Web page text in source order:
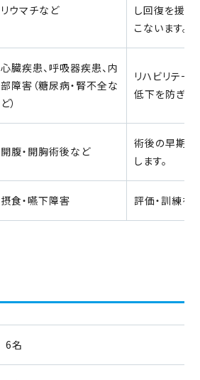
リウマチなど
し回復を援助
こないます。
心臓疾患、呼吸器疾患、内
部障害（糖尿病・腎不全な
ど）
リハビリテー
低下を防ぎま
開腹・開胸術後など
術後の早期離
します。
摂食・嚥下障害 評価・訓練を
6名